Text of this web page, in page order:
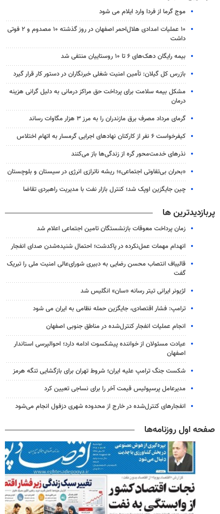
موج گرما از فردا وارد ایلام می شود
۱۰ عملیات امدادی هلال‌احمر اصفهان در روز گذشته ۱۰ مصدوم و ۲ فوتی
داشت
بیمه رایگان دهک‌های ۶ تا ۱۰ روستاییان منتفی شد
بازرس کل گیلان: تأمین امنیت شغلی خبرنگاران در دستور کار قرار گیرد
مشکل بیمه سلامت برای پرداخت حق مراکز درمانی به دلیل گرانی هزینه
درمان
گرمای مرداد مصرف برق مازندران را به مرز ۳ هزار مگاوات رساند
کیفرخواست ۶ نفر از کارکنان نهادهای اجرایی گرمسار به اتهام اختلاس
نذرهای خدمت‌محور گره از زندگی‌ها باز می‌کنند
«بحران بی‌تفاوتی اجتماعی»؛ ریشه ناترازی انرژی در سیستان و بلوچستان
چین جایگزین اوپک شد؛ کنترل بازار نفت با مدیریت راهبردی تقاضا
پربازدیدترین ها
زمان پرداخت معوقات بازنشستگان تامین اجتماعی اعلام شد
انهدام مهمات عمل‌نکرده در پاکدشت؛ احتمال شنیده‌شدن صدای انفجار
قالیباف انتصاب محسن رضایی به دبیری شورای‌عالی امنیت ملی را تبریک
گفت
لژیونر ایرانی تیتر رسانه «سان» انگلیس شد
ترامپ: فشار اقتصادی، جایگزین حمله نظامی به ایران می شود
انجام عملیات انفجار کنترل‌شده در مناطق جنوبی اصفهان
عیادت مسئولان از خواننده پیشکسوت ادامه دارد؛ احوالپرسی استاندار
اصفهان
شکست جنگ ترامپ علیه ایران؛ شروط تهران برای بازگشایی تنگه هرمز
مدیرعامل پرسپولیس قیمت آخر را برای نساجی تعیین کرد
انفجارهای کنترل‌شده در خارج از محدوده شهری دزفول انجام می‌شود
صفحه اول روزنامه‌ها